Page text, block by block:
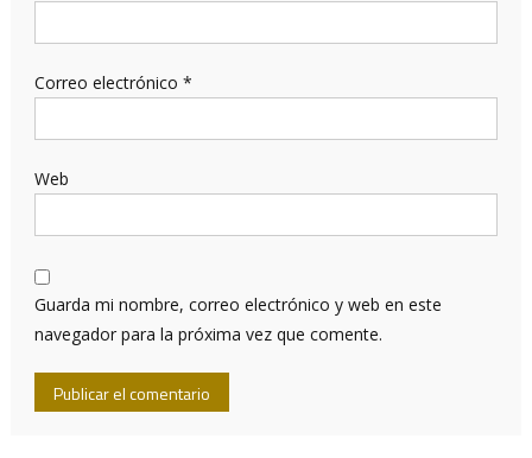
Correo electrónico *
Web
Guarda mi nombre, correo electrónico y web en este
navegador para la próxima vez que comente.